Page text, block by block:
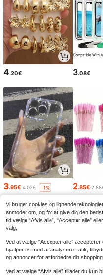
4.20€ 3.08€
3.95€ 4.02€ -1% 2.85€
Vi bruger cookies og lignende
anmoder om, og for at give dig den
tid vælge “Afvis alle”, “Accepter alle”
valg.
Ved at vælge “Accepter alle”
hjælper os med at analysere trafik,
og annoncer for at forbedre din
Ved at vælge “Afvis alle” tillader du kun